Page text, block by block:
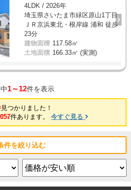
4LDK / 2026年
埼玉県さいたま市緑区原山1丁目
ＪＲ京浜東北・根岸線 浦和 徒歩
23分
建物面積 117.58㎡
土地面積 166.33㎡ (実測)
1～12件を表示
見つかりました！
件あります。今すぐ見る
件を絞り込む